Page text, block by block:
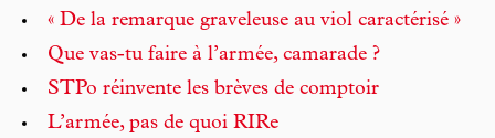
« De la remarque graveleuse au viol caractérisé »
Que vas-tu faire à l’armée, camarade ?
STPo réinvente les brèves de comptoir
L’armée, pas de quoi RIRe